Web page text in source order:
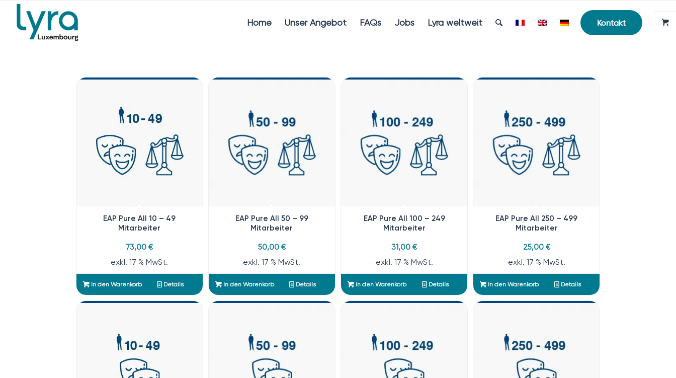
Home Unser Angebot FAQs Jobs Lyra weltweit Kontakt
EAP Pure All 10 – 49
Mitarbeiter
73,00€
exkl. 17 % MwSt.
In den Warenkorb Details
EAP Pure All 50 – 99
Mitarbeiter
50,00 €
exkl. 17 % MwSt.
In den Warenkorb Details
EAP Pure All 100 – 249
Mitarbeiter
31,00€
exkl. 17 % MwSt.
In den Warenkorb Details
EAP Pure All 250 – 499
Mitarbeiter
25,00 €
exkl. 17 % MwSt.
In den Warenkorb Details